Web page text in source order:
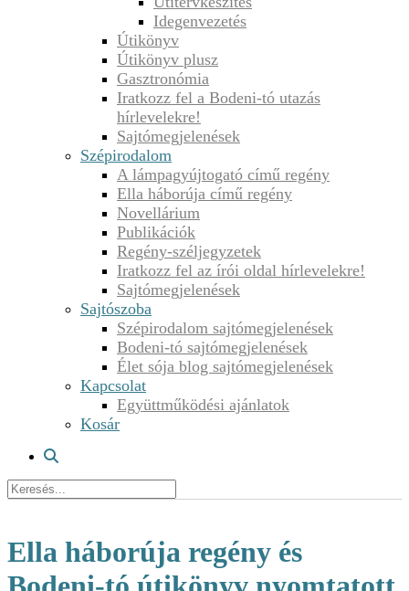
Idegenvezetés
Útikönyv
Útikönyv plusz
Gasztronómia
Iratkozz fel a Bodeni-tó utazás
hírlevelekre!
Sajtómegjelenések
Szépirodalom
A lámpagyújtogató című regény
Ella háborúja című regény
Novellárium
Publikációk
Regény-széljegyzetek
Iratkozz fel az írói oldal hírlevelekre!
Sajtómegjelenések
Sajtószoba
Szépirodalom sajtómegjelenések
Bodeni-tó sajtómegjelenések
Élet sója blog sajtómegjelenések
Kapcsolat
Együttműködési ajánlatok
Kosár
Ella háborúja regény és